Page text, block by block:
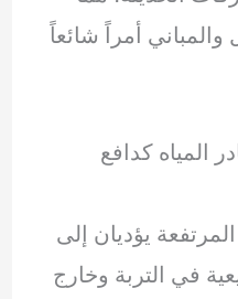
والمباني أمراً شائعاً
المياه كدافع
يؤديان إلى
في التربة وخارج